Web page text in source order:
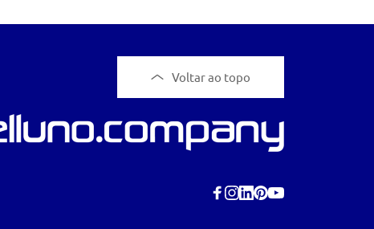
Voltar ao topo